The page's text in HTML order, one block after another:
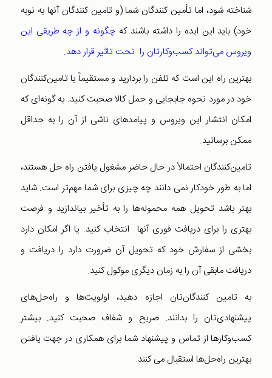
شناخته شود، اما تأمین کنندگان شما (و تامین کنندگان آنها به نوبه
خود) باید این ایده را داشته باشند که چگونه و از چه طریقی این
ویروس می‌تواند کسب‌وکارتان را تحت تاثیر قرار دهد.
بهترین راه این است که تلفن را بردارید و مستقیماً با تامین‌کنندگان
خود در مورد نحوه جابجایی و حمل کالا صحبت کنید. به گونه‌ای که
امکان انتشار این ویروس و پیامدهای ناشی از آن را به حداقل
ممکن برسانید.
تامین‌کنندگان احتمالاً در حال حاضر مشغول یافتن راه حل هستند،
اما به طور خودکار نمی دانند چه چیزی برای شما مهم‌تر است. شاید
بهتر باشد تحویل همه محموله‌ها را به تأخیر بیاندازید و فرصت
بهتری را برای دریافت فوری آنها انتخاب کنید. یا اگر امکان دارد
بخشی از سفارش خود که تحویل آن ضرورت دارد را دریافت و
دریافت مابقی آن را به زمان دیگری موکول کنید.
به تامین کنندگان‌تان اجازه دهید، اولویت‌ها و راه‌حل‌های
پیشنهادی‌تان را بدانند. صریح و شفاف صحبت کنید. بیشتر
کسب‌وکارها از تماس و پیشنهاد شما برای همکاری در جهت یافتن
بهترین راه‌حل‌ها استقبال می کنند.